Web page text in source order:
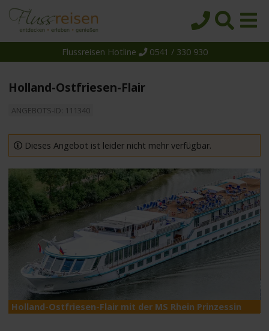
Reedereien
Schiffe
Über uns
Wissen
Suche
Flussreisen Hotline 0541 / 330 930
Holland-Ostfriesen-Flair
ANGEBOTS-ID: 111340
Dieses Angebot ist leider nicht mehr verfügbar.
Holland-Ostfriesen-Flair mit der MS Rhein Prinzessin